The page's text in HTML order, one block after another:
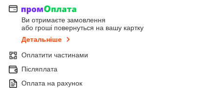
Ви отримаєте замовлення
або гроші повернуться на вашу картку
Детальніше
Оплатити частинами
Післяплата
Оплата на рахунок